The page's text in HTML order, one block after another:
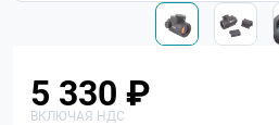
5 330 ₽